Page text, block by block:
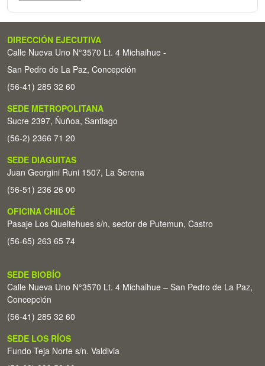
DIRECCIÓN EJECUTIVA
Calle Nueva Uno N°3570 Lt. 4 Michaihue -
San Pedro de La Paz, Concepción
(56-41) 285 32 60
SEDE METROPOLITANA
Sucre 2397, Ñuñoa, Santiago
(56-2) 2366 71 20
SEDE DIAGUITAS
Juan Georgini Runi 1507, La Serena
(56-51) 236 26 00
OFICINA CHILOÉ
Pasaje Los Queltehues s/n, sector de Putemun, Castro
(56-65) 263 65 74
SEDE BIOBÍO
Calle Nueva Uno N°3570 Lt. 4 Michaihue – San Pedro de La Paz,
Concepción
(56-41) 285 32 60
SEDE LOS RÍOS
Fundo Teja Norte s/n. Valdivia